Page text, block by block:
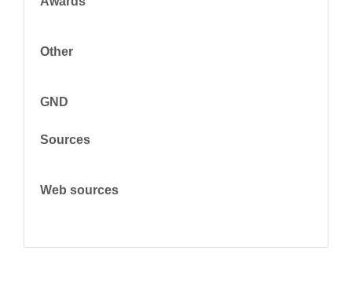
Other
GND
Sources
Web sources